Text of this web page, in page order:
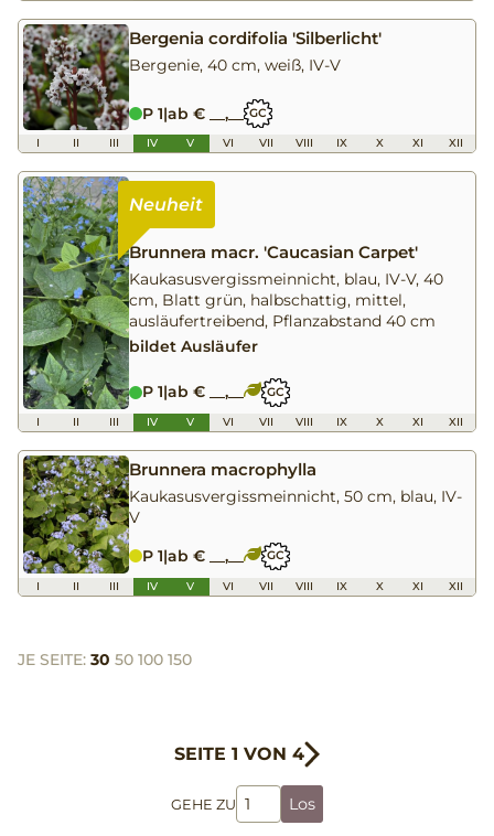
Bergenia cordifolia 'Silberlicht'
Bergenie, 40 cm, weiß, IV-V
P 1|ab € __,__ GC
I II III IV V VI VII VIII IX X XI XII
Brunnera macr. 'Caucasian Carpet'
Kaukasusvergissmeinnicht, blau, IV-V, 40
cm, Blatt grün, halbschattig, mittel,
ausläufertreibend, Pflanzabstand 40 cm
bildet Ausläufer
P 1|ab € __,__ GC
I II III IV V VI VII VIII IX X XI XII
Brunnera macrophylla
Kaukasusvergissmeinnicht, 50 cm, blau, IV-
V
P 1|ab € __,__ GC
I II III IV V VI VII VIII IX X XI XII
JE SEITE: 30 50 100 150
SEITE 1 VON 4
GEHE ZU Los